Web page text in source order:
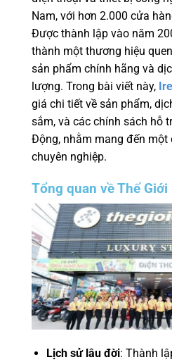
Nam, với hơn 2.000 cửa
Được thành lập vào năm
thành một thương hiệu
sản phẩm chính hãng và
lượng. Trong bài viết này,
giá chi tiết về sản phẩm,
sắm, và các chính sách hỗ
Động, nhằm mang đến một
chuyên nghiệp.
Tổng quan về Thế
Lịch sử lâu đời: Thành